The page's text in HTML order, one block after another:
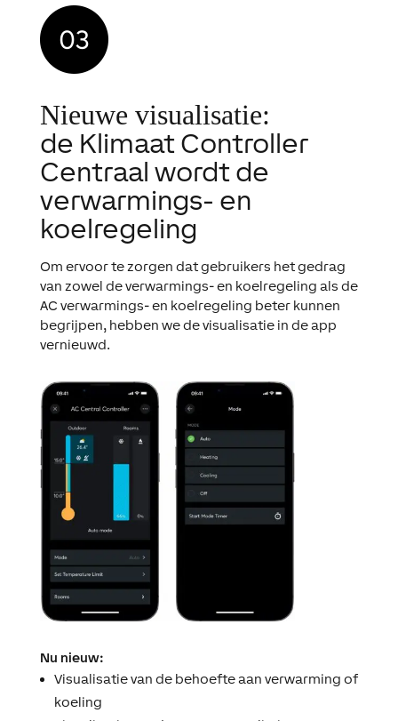
Nieuwe visualisatie:
de Klimaat Controller
Centraal wordt de
verwarmings- en
koelregeling
Om ervoor te zorgen dat gebruikers het gedrag
van zowel de verwarmings- en koelregeling als de
AC verwarmings- en koelregeling beter kunnen
begrijpen, hebben we de visualisatie in de app
vernieuwd.
Nu nieuw:
Visualisatie van de behoefte aan verwarming of
koeling